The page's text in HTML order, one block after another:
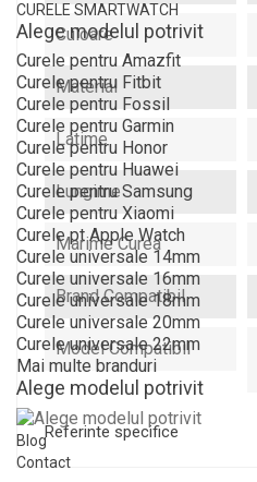
CURELE SMARTWATCH
Alege modelul potrivit
Curele pentru Amazfit
Curele pentru Fitbit
Curele pentru Fossil
Curele pentru Garmin
Curele pentru Honor
Curele pentru Huawei
Curele pentru Samsung
Curele pentru Xiaomi
Curele pt Apple Watch
Curele universale 14mm
Curele universale 16mm
Curele universale 18mm
Curele universale 20mm
Curele universale 22mm
Mai multe branduri
Alege modelul potrivit
Blog
Contact
Culoare
Material
Latime
Lungime
Marime Curea
Brand Compatibil
Model Compatibil
Referinte specifice